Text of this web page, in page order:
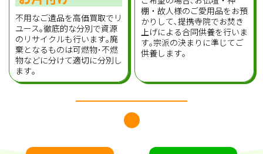
不用なご遺品を高価買取でリ
ユース｡徹底的な分別で資源
のリサイクルも行います｡廃
棄となるものは可燃物･不燃
物などに分けて適切に分別し
ます｡
棚・故人様のご愛用品をお預
かりして､提携寺院でお焚き
上げによる合同供養を行いま
す｡宗派の決まりに準じてご
供養します｡